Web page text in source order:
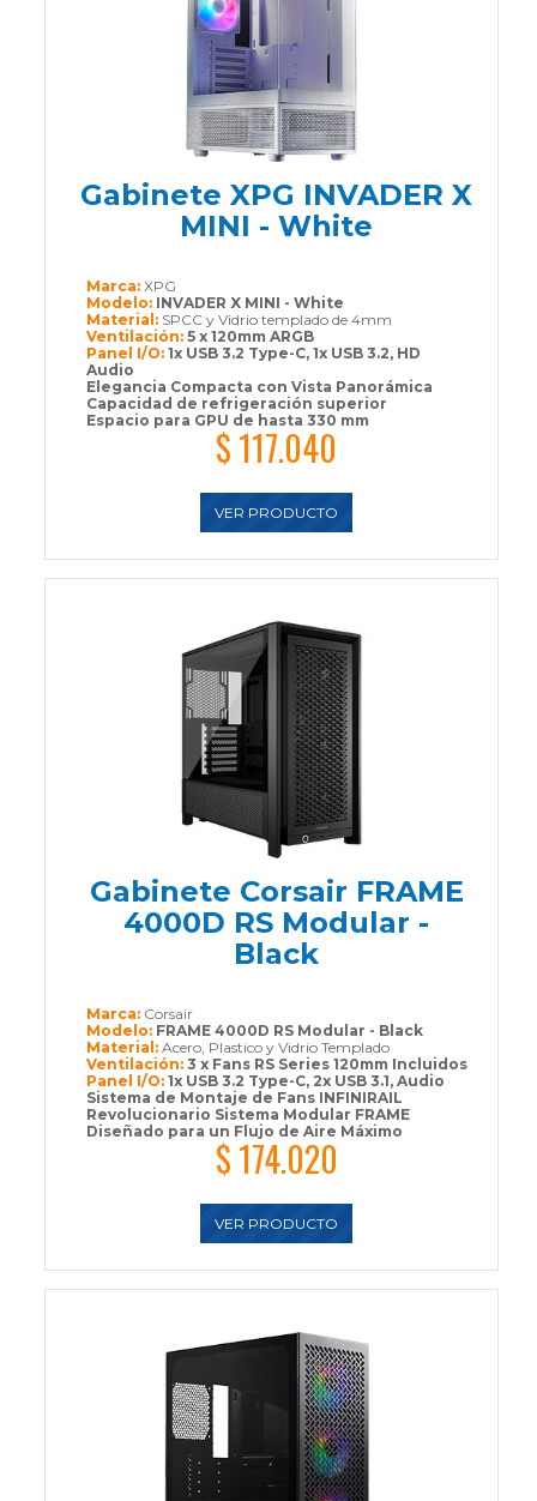
Gabinete XPG INVADER X
MINI - White
$ 117.040
VER PRODUCTO
Marca: XPG
Modelo: INVADER X MINI - White
Material: SPCC y Vidrio templado de 4mm
Ventilación: 5 x 120mm ARGB
Panel I/O: 1x USB 3.2 Type-C, 1x USB 3.2, HD
Audio
Elegancia Compacta con Vista Panorámica
Capacidad de refrigeración superior
Espacio para GPU de hasta 330 mm
Gabinete Corsair FRAME
4000D RS Modular -
Black
$ 174.020
VER PRODUCTO
Marca: Corsair
Modelo: FRAME 4000D RS Modular - Black
Material: Acero, Plastico y Vidrio Templado
Ventilación: 3 x Fans RS Series 120mm Incluidos
Panel I/O: 1x USB 3.2 Type-C, 2x USB 3.1, Audio
Sistema de Montaje de Fans INFINIRAIL
Revolucionario Sistema Modular FRAME
Diseñado para un Flujo de Aire Máximo